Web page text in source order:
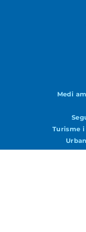
Medi
Turisme